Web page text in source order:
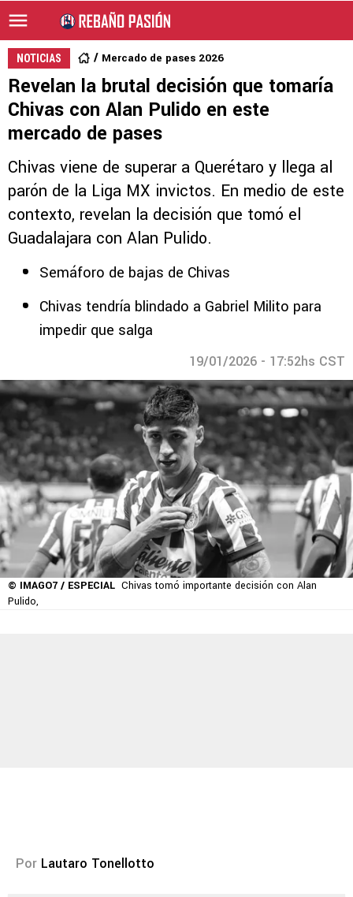
NOTICIAS Mercado de pases 2026
Revelan la brutal decisión que tomaría
Chivas con Alan Pulido en este
mercado de pases
Chivas viene de superar a Querétaro y llega al
parón de la Liga MX invictos. En medio de este
contexto, revelan la decisión que tomó el
Guadalajara con Alan Pulido.
Semáforo de bajas de Chivas
Chivas tendría blindado a Gabriel Milito para
impedir que salga
19/01/2026 - 17:52hs CST
© IMAGO7 / ESPECIAL Chivas tomó importante decisión con Alan
Pulido,
Por Lautaro Tonellotto